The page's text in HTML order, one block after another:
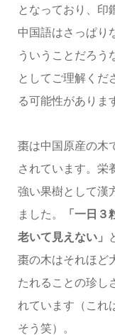
となっており、印
中国語はさっぱり
ういうことだろう
としてご理解くだ
る可能性がありま
棗は中国原産の木
されています。栄
強い果樹として漢
ました。
「一日
老いて見えない」
棗の木はそれほど
たれることの珍し
れています（これ
そう笑）。